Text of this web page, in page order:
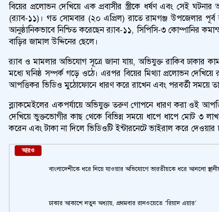
বিয়ের প্রলোভন দেখিয়ে এক প্রবাসীর স্ত্রীকে ধর্ষণ এবং সেই
(র‍্যাব-১১)। গত সোমবার (২০ এপ্রিল) রাতে রামগঞ্জ উপজেলার পূর্ব
আনুষ্ঠানিকভাবে নিশ্চিত করেছেন র‍্যাব-১১, সিপিসি-৩ কোম্পানির
বাড়ির জামাল উদ্দিনের ছেলে।
র‍্যাব ও মামলার অভিযোগ সূত্রে জানা যায়, অভিযুক্ত রাকিব ঢাকার
মধ্যে ঘনিষ্ঠ সম্পর্ক গড়ে ওঠে। এরপর বিয়ের মিথ্যা প্রলোভন
আপত্তিকর ভিডিও মুঠোফোনে ধারণ করে রাখেন এবং পরবর্তী সময়ে
ব্ল্যাকমেইলের একপর্যায়ে অভিযুক্ত তরুণ গোপনে ধারণ করা ওই
দেখিয়ে ভুক্তভোগীর কাছ থেকে বিভিন্ন সময়ে ধাপে ধাপে মোট ৩
করেন এবং টাকা না দিলে ভিডিওটি ইন্টারনেটে ভাইরাল করে দেওয়ার
আরও
বাংলাদেশীকে ধরে নিয়ে যাওয়ার অভিযোগে ভারতীয়কে ধরে আনলো
ঢাকার আকাশে নতুন অধ্যায়, প্রথমবার রানওয়েতে ‘রিয়াদ এয়ার’